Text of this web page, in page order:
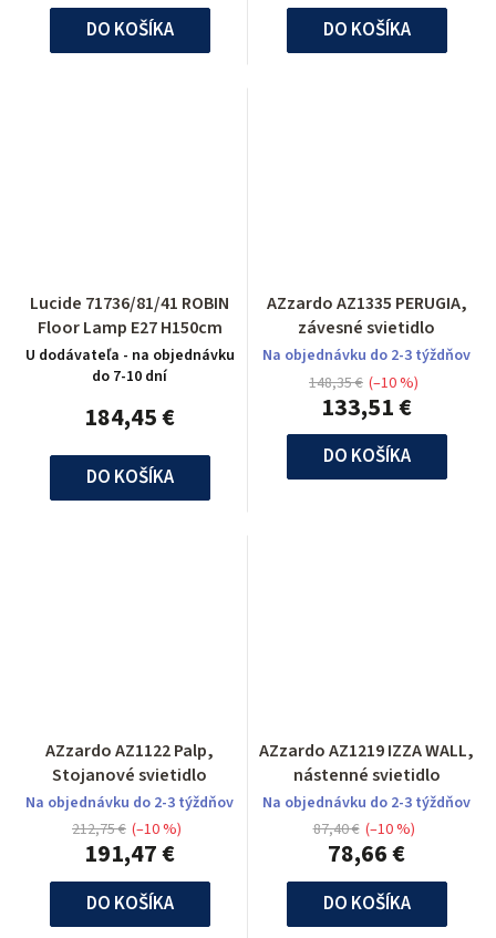
DO KOŠÍKA DO KOŠÍKA
Lucide 71736/81/41 ROBIN
Floor Lamp E27 H150cm
U dodávateľa - na objednávku
do 7-10 dní
184,45 €
DO KOŠÍKA
AZzardo AZ1335 PERUGIA,
závesné svietidlo
Na objednávku do 2-3 týždňov
133,51 €
148,35 € (–10 %)
DO KOŠÍKA
AZzardo AZ1122 Palp,
Stojanové svietidlo
Na objednávku do 2-3 týždňov
191,47 €
212,75 € (–10 %)
DO KOŠÍKA
AZzardo AZ1219 IZZA WALL,
nástenné svietidlo
Na objednávku do 2-3 týždňov
78,66 €
87,40 € (–10 %)
DO KOŠÍKA